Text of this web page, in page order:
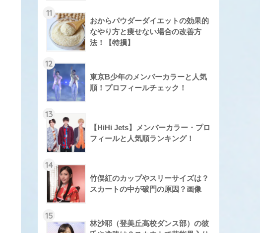
11
おからパウダーダイエットの効果的
なやり方と痩せない場合の改善方
法！【特損】
12
東京B少年のメンバーカラーと人気
順！プロフィールチェック！
13
【HiHi Jets】メンバーカラー・プロ
フィールと人気順ランキング！
14
竹俣紅のカップやスリーサイズは？
スカートの中が破門の原因？画像
15
林沙耶（登美丘高校ダンス部）の彼